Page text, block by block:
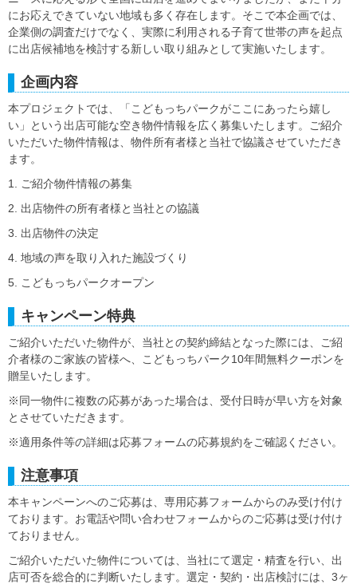
にお応えできていない地域も多く存在します。そこで本企画では、
企業側の調査だけでなく、実際に利用される子育て世帯の声を起点
に出店候補地を検討する新しい取り組みとして実施いたします。
企画内容
本プロジェクトでは、「こどもっちパークがここにあったら嬉し
い」という出店可能な空き物件情報を広く募集いたします。ご紹介
いただいた物件情報は、物件所有者様と当社で協議させていただき
ます。
1. ご紹介物件情報の募集
2. 出店物件の所有者様と当社との協議
3. 出店物件の決定
4. 地域の声を取り入れた施設づくり
5. こどもっちパークオープン
キャンペーン特典
ご紹介いただいた物件が、当社との契約締結となった際には、ご紹
介者様のご家族の皆様へ、こどもっちパーク10年間無料クーポンを
贈呈いたします。
※同一物件に複数の応募があった場合は、受付日時が早い方を対象
とさせていただきます。
※適用条件等の詳細は応募フォームの応募規約をご確認ください。
注意事項
本キャンペーンへのご応募は、専用応募フォームからのみ受け付け
ております。お電話や問い合わせフォームからのご応募は受け付け
ておりません。
ご紹介いただいた物件については、当社にて選定・精査を行い、出
店可否を総合的に判断いたします。選定・契約・出店検討には、3ヶ